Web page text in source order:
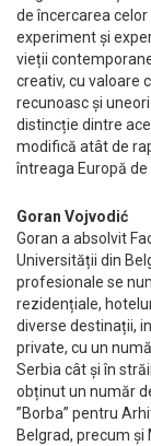
de încercarea
experiment și
vieții
creativ, cu valoare
recunoasc și
distincție dintre
modifică atât de
întreaga Europă de
Goran Vojvodić
Goran a absolvit
Universității din
profesionale se
rezidențiale,
diverse destinații,
private, cu un
Serbia cât și în
obținut un număr
”Borba” pentru
Belgrad, precum